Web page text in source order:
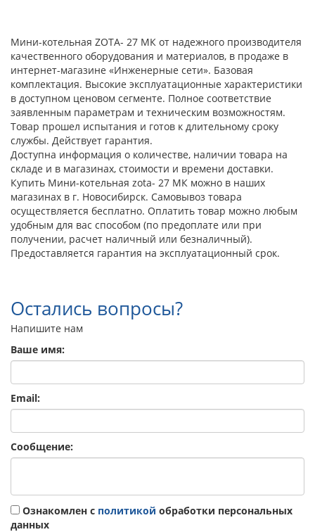
Мини-котельная ZOTA- 27 МК от надежного производителя
качественного оборудования и материалов, в продаже в
интернет-магазине «Инженерные сети». Базовая
комплектация. Высокие эксплуатационные характеристики
в доступном ценовом сегменте. Полное соответствие
заявленным параметрам и техническим возможностям.
Товар прошел испытания и готов к длительному сроку
службы. Действует гарантия.
Доступна информация о количестве, наличии товара на
складе и в магазинах, стоимости и времени доставки.
Купить Мини-котельная zota- 27 МК можно в наших
магазинах в г. Новосибирск. Самовывоз товара
осуществляется бесплатно. Оплатить товар можно любым
удобным для вас способом (по предоплате или при
получении, расчет наличный или безналичный).
Предоставляется гарантия на эксплуатационный срок.
Остались вопросы?
Напишите нам
Ваше имя:
Email:
Сообщение:
Ознакомлен с политикой обработки персональных
данных